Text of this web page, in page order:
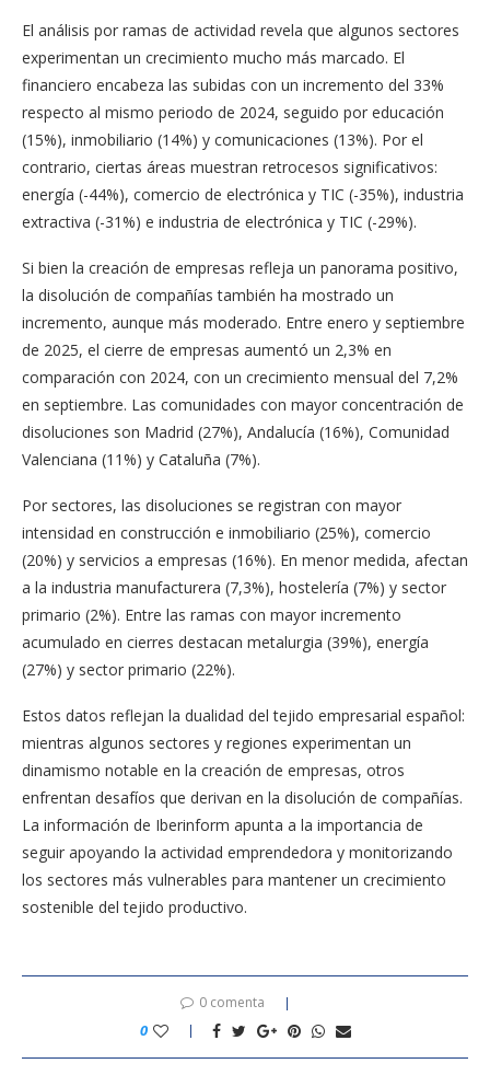
El análisis por ramas de actividad revela que algunos sectores
experimentan un crecimiento mucho más marcado. El
financiero encabeza las subidas con un incremento del 33%
respecto al mismo periodo de 2024, seguido por educación
(15%), inmobiliario (14%) y comunicaciones (13%). Por el
contrario, ciertas áreas muestran retrocesos significativos:
energía (-44%), comercio de electrónica y TIC (-35%), industria
extractiva (-31%) e industria de electrónica y TIC (-29%).
Si bien la creación de empresas refleja un panorama positivo,
la disolución de compañías también ha mostrado un
incremento, aunque más moderado. Entre enero y septiembre
de 2025, el cierre de empresas aumentó un 2,3% en
comparación con 2024, con un crecimiento mensual del 7,2%
en septiembre. Las comunidades con mayor concentración de
disoluciones son Madrid (27%), Andalucía (16%), Comunidad
Valenciana (11%) y Cataluña (7%).
Por sectores, las disoluciones se registran con mayor
intensidad en construcción e inmobiliario (25%), comercio
(20%) y servicios a empresas (16%). En menor medida, afectan
a la industria manufacturera (7,3%), hostelería (7%) y sector
primario (2%). Entre las ramas con mayor incremento
acumulado en cierres destacan metalurgia (39%), energía
(27%) y sector primario (22%).
Estos datos reflejan la dualidad del tejido empresarial español:
mientras algunos sectores y regiones experimentan un
dinamismo notable en la creación de empresas, otros
enfrentan desafíos que derivan en la disolución de compañías.
La información de Iberinform apunta a la importancia de
seguir apoyando la actividad emprendedora y monitorizando
los sectores más vulnerables para mantener un crecimiento
sostenible del tejido productivo.
0 comenta
0